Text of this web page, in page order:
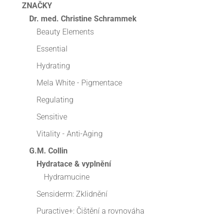
ZNAČKY
Dr. med. Christine Schrammek
Beauty Elements
Essential
Hydrating
Mela White - Pigmentace
Regulating
Sensitive
Vitality - Anti-Aging
G.M. Collin
Hydratace & vyplnění
Hydramucine
Sensiderm: Zklidnění
Puractive+: Čištění a rovnováha